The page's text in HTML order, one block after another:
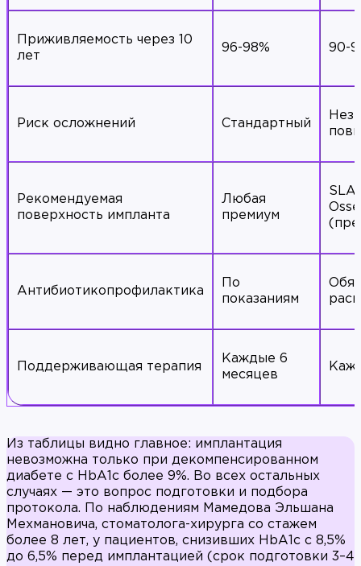
Приживляемость через 10
лет
96-98% 90-
Риск осложнений Стандартный
Рекомендуемая
поверхность импланта
Любая
премиум
Антибиотикопрофилактика
По
показаниям
Поддерживающая терапия
Каждые 6
месяцев
Из таблицы видно главное: имплантация
невозможна только при декомпенсированном
диабете с HbA1c более 9%. Во всех остальных
случаях — это вопрос подготовки и подбора
протокола. По наблюдениям Мамедова Эльшана
Мехмановича, стоматолога-хирурга со стажем
более 8 лет, у пациентов, снизивших HbA1c с 8,5%
до 6,5% перед имплантацией (срок подготовки 3–4